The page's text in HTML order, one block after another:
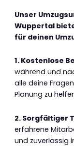
Unser
Wuppertal
für deinen
1. Kostenlose
während und
alle deine
Planung zu
2. Sorgfältiger
erfahrene
und zuverlässig